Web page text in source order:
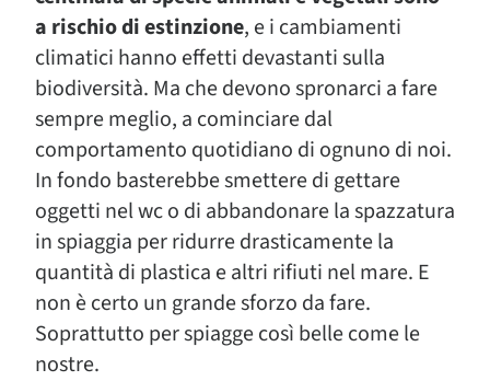
a rischio di estinzione, e i cambiamenti
climatici hanno effetti devastanti sulla
biodiversità. Ma che devono spronarci a fare
sempre meglio, a cominciare dal
comportamento quotidiano di ognuno di noi.
In fondo basterebbe smettere di gettare
oggetti nel wc o di abbandonare la spazzatura
in spiaggia per ridurre drasticamente la
quantità di plastica e altri rifiuti nel mare. E
non è certo un grande sforzo da fare.
Soprattutto per spiagge così belle come le
nostre.